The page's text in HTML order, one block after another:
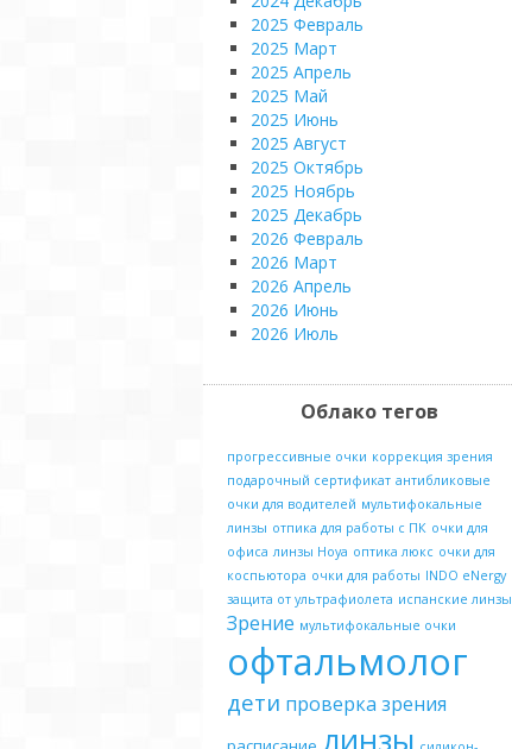
2025 Февраль
2025 Март
2025 Апрель
2025 Май
2025 Июнь
2025 Август
2025 Октябрь
2025 Ноябрь
2025 Декабрь
2026 Февраль
2026 Март
2026 Апрель
2026 Июнь
2026 Июль
Облако тегов
прогрессивные очки коррекция зрения
подарочный сертификат антибликовые
очки для водителей мультифокальные
линзы отпика для работы с ПК очки для
офиса линзы Hoya оптика люкс очки для
коспьютора очки для работы INDO eNergy
защита от ультрафиолета испанские линзы
Зрение мультифокальные очки
офтальмолог
дети проверка зрения
линзы